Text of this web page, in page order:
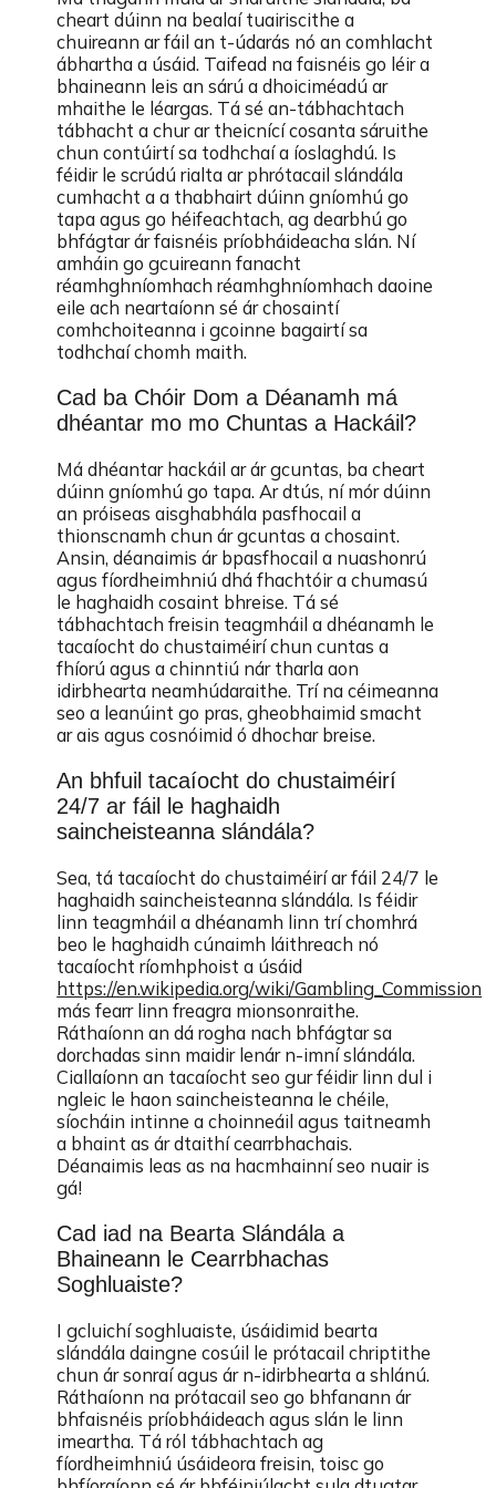
cheart dúinn na bealaí tuairiscithe a
chuireann ar fáil an t-údarás nó an comhlacht
ábhartha a úsáid. Taifead na faisnéis go léir a
bhaineann leis an sárú a dhoiciméadú ar
mhaithe le léargas. Tá sé an-tábhachtach
tábhacht a chur ar theicnící cosanta sáruithe
chun contúirtí sa todhchaí a íoslaghdú. Is
féidir le scrúdú rialta ar phrótacail slándála
cumhacht a a thabhairt dúinn gníomhú go
tapa agus go héifeachtach, ag dearbhú go
bhfágtar ár faisnéis príobháideacha slán. Ní
amháin go gcuireann fanacht
réamhghníomhach réamhghníomhach daoine
eile ach neartaíonn sé ár chosaintí
comhchoiteanna i gcoinne bagairtí sa
todhchaí chomh maith.
Cad ba Chóir Dom a Déanamh má
dhéantar mo mo Chuntas a Hackáil?
Má dhéantar hackáil ar ár gcuntas, ba cheart
dúinn gníomhú go tapa. Ar dtús, ní mór dúinn
an próiseas aisghabhála pasfhocail a
thionscnamh chun ár gcuntas a chosaint.
Ansin, déanaimis ár bpasfhocail a nuashonrú
agus fíordheimhniú dhá fhachtóir a chumasú
le haghaidh cosaint bhreise. Tá sé
tábhachtach freisin teagmháil a dhéanamh le
tacaíocht do chustaiméirí chun cuntas a
fhíorú agus a chinntiú nár tharla aon
idirbhearta neamhúdaraithe. Trí na céimeanna
seo a leanúint go pras, gheobhaimid smacht
ar ais agus cosnóimid ó dhochar breise.
An bhfuil tacaíocht do chustaiméirí
24/7 ar fáil le haghaidh
saincheisteanna slándála?
Sea, tá tacaíocht do chustaiméirí ar fáil 24/7 le
haghaidh saincheisteanna slándála. Is féidir
linn teagmháil a dhéanamh linn trí chomhrá
beo le haghaidh cúnaimh láithreach nó
tacaíocht ríomhphoist a úsáid
https://en.wikipedia.org/wiki/Gambling_Commission
más fearr linn freagra mionsonraithe.
Ráthaíonn an dá rogha nach bhfágtar sa
dorchadas sinn maidir lenár n-imní slándála.
Ciallaíonn an tacaíocht seo gur féidir linn dul i
ngleic le haon saincheisteanna le chéile,
síocháin intinne a choinneáil agus taitneamh
a bhaint as ár dtaithí cearrbhachais.
Déanaimis leas as na hacmhainní seo nuair is
gá!
Cad iad na Bearta Slándála a
Bhaineann le Cearrbhachas
Soghluaiste?
I gcluichí soghluaiste, úsáidimid bearta
slándála daingne cosúil le prótacail chriptithe
chun ár sonraí agus ár n-idirbhearta a shlánú.
Ráthaíonn na prótacail seo go bhfanann ár
bhfaisnéis príobháideach agus slán le linn
imeartha. Tá ról tábhachtach ag
fíordheimhniú úsáideora freisin, toisc go